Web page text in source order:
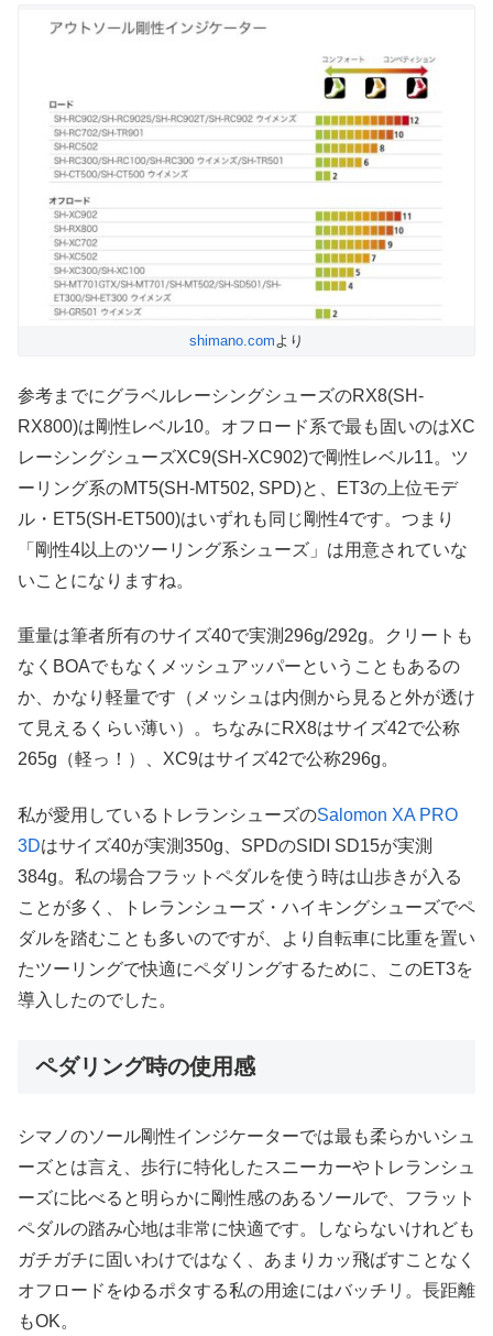
shimano.com より
参考までにグラベルレーシングシューズのRX8(SH-
RX800)は剛性レベル10。オフロード系で最も固いのはXC
レーシングシューズXC9(SH-XC902)で剛性レベル11。ツ
ーリング系のMT5(SH-MT502, SPD)と、ET3の上位モデ
ル・ET5(SH-ET500)はいずれも同じ剛性4です。つまり
「剛性4以上のツーリング系シューズ」は用意されていな
いことになりますね。
重量は筆者所有のサイズ40で実測296g/292g。クリートも
なくBOAでもなくメッシュアッパーということもあるの
か、かなり軽量です（メッシュは内側から見ると外が透け
て見えるくらい薄い）。ちなみにRX8はサイズ42で公称
265g（軽っ！）、XC9はサイズ42で公称296g。
私が愛用しているトレランシューズのSalomon XA PRO
3Dはサイズ40が実測350g、SPDのSIDI SD15が実測
384g。私の場合フラットペダルを使う時は山歩きが入る
ことが多く、トレランシューズ・ハイキングシューズでペ
ダルを踏むことも多いのですが、より自転車に比重を置い
たツーリングで快適にペダリングするために、このET3を
導入したのでした。
ペダリング時の使用感
シマノのソール剛性インジケーターでは最も柔らかいシュ
ーズとは言え、歩行に特化したスニーカーやトレランシュ
ーズに比べると明らかに剛性感のあるソールで、フラット
ペダルの踏み心地は非常に快適です。しならないけれども
ガチガチに固いわけではなく、あまりカッ飛ばすことなく
オフロードをゆるポタする私の用途にはバッチリ。長距離
もOK。